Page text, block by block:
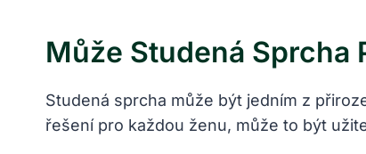
Může Studená Sprcha
Studená sprcha může být jedním z
řešení pro každou ženu, může to být